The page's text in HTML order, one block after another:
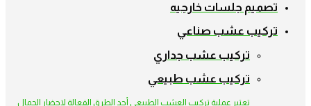
تصميم جلسات خارجيه
تركيب عشب صناعي
تركيب عشب جداري
تركيب عشب طبيعي
تعتبر عملية تركيب العشب الطبيعي أحد الطرق الفعالة لإحضار الجمال